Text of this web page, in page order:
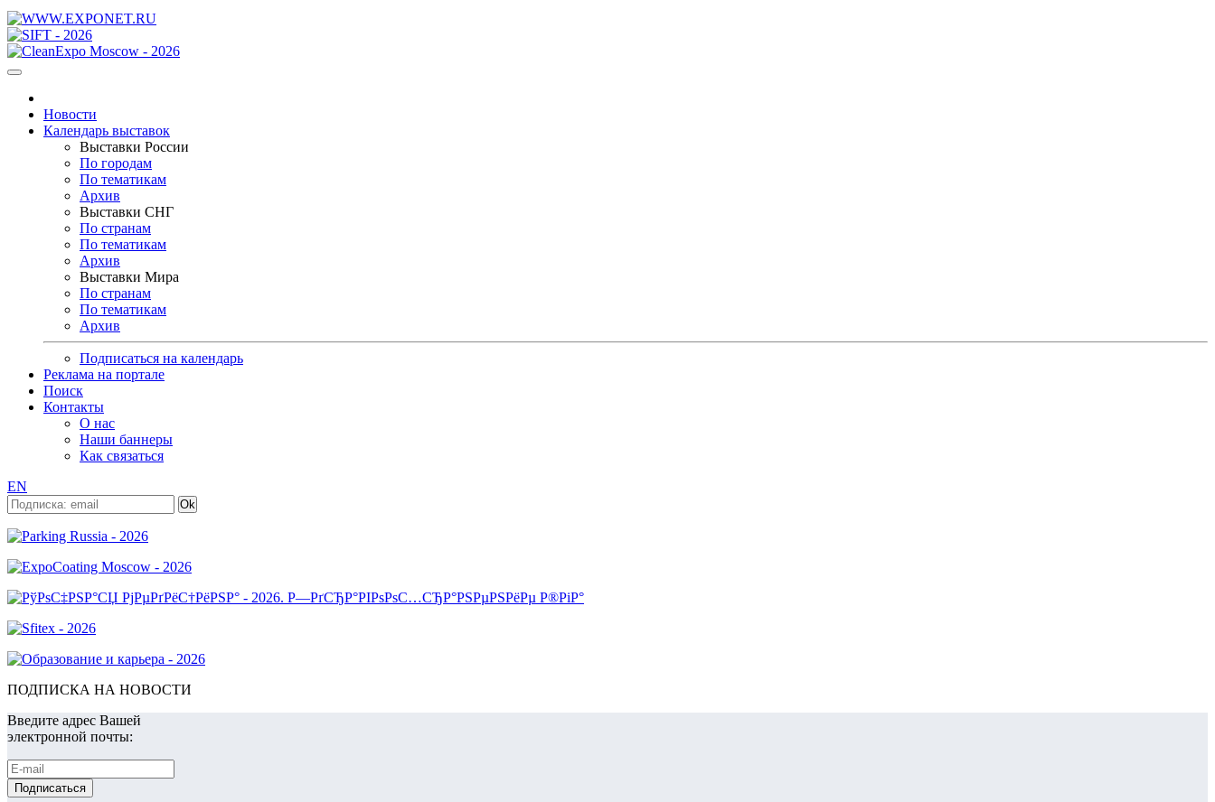
Новости
Календарь выставок
Выставки России
По городам
По тематикам
Архив
Выставки СНГ
По странам
По тематикам
Архив
Выставки Мира
По странам
По тематикам
Архив
Подписаться на календарь
Реклама на портале
Поиск
Контакты
О нас
Наши баннеры
Как связаться
EN
ПОДПИСКА НА НОВОСТИ
Введите адрес Вашей
электронной почты: